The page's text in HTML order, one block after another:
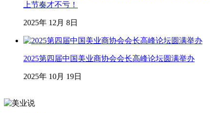
上节奏才不亏！
2025年 12月 8日
2025第四届中国美业商协会会长高峰论坛圆满举办
2025年 10月 19日